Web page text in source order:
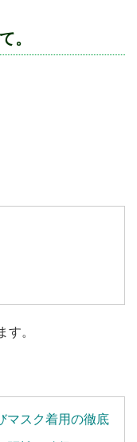
。
。
マスク着用の徹底